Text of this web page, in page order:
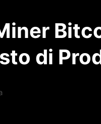
di